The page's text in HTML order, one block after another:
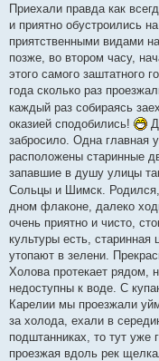
Приехали правда как
и приятно обустроились
приятственными видами
позже, во втором часу,
этого самого заштатного
года сколько раз
каждый раз собираясь
оказией сподобились!
забросило. Одна главная
расположены старинные
запавшие в душу улицы
Сольцы и Шимск.
дном флаконе, далеко
очень приятно и чисто,
культуры есть,
утопают в зелени.
Холова протекает рядом,
недоступны к воде. С
Карелии мы проезжали
за холода, ехали в
подштанниках, то тут уже
проезжая вдоль рек